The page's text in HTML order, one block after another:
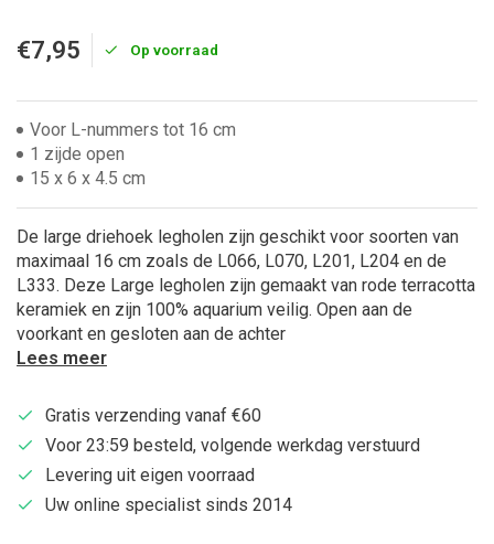
€7,95 Op voorraad
Voor L-nummers tot 16 cm
1 zijde open
15 x 6 x 4.5 cm
De large driehoek legholen zijn geschikt voor soorten van
maximaal 16 cm zoals de L066, L070, L201, L204 en de
L333. Deze Large legholen zijn gemaakt van rode terracotta
keramiek en zijn 100% aquarium veilig. Open aan de
voorkant en gesloten aan de achter
Lees meer
Gratis verzending vanaf €60
Voor 23:59 besteld, volgende werkdag verstuurd
Levering uit eigen voorraad
Uw online specialist sinds 2014